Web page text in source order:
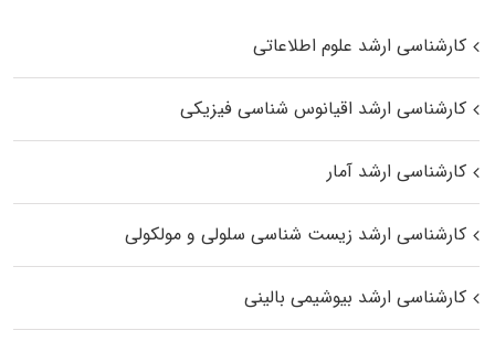
کارشناسی ارشد علوم اطلاعاتی
کارشناسی ارشد اقیانوس‌ شناسی فیزیکی
کارشناسی ارشد آمار
کارشناسی ارشد زیست شناسی سلولی و مولکولی
کارشناسی ارشد بیوشیمی بالینی